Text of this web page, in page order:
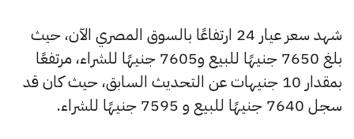
شهد سعر عيار 24 ارتفاعًا بالسوق المصري الآن، حيث
بلغ 7650 جنيهًا للبيع و7605 جنيهًا للشراء، مرتفعًا
بمقدار 10 جنيهات عن التحديث السابق، حيث كان قد
سجل 7640 جنيهًا للبيع و 7595 جنيهًا للشراء.